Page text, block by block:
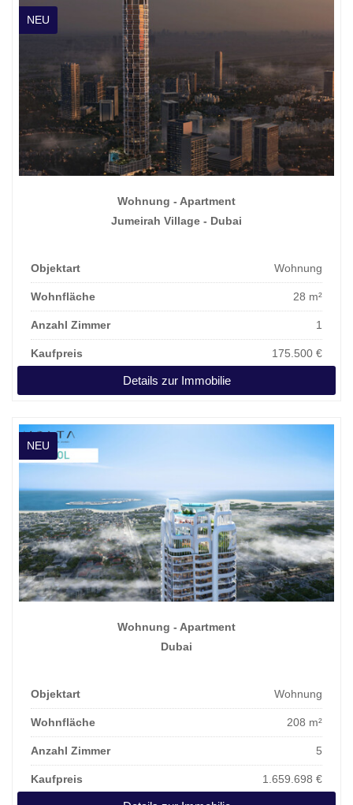
NEU
Wohnung - Apartment
Jumeirah Village - Dubai
Objektart Wohnung
Wohnfläche 28 m²
Anzahl Zimmer 1
Kaufpreis 175.500 €
Details zur Immobilie
NEU
Wohnung - Apartment
Dubai
Objektart Wohnung
Wohnfläche 208 m²
Anzahl Zimmer 5
Kaufpreis 1.659.698 €